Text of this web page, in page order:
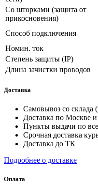
Со шторками (защита от
прикосновения)
Способ подключения
Номин. ток
Степень защиты (IP)
Длина зачистки проводов
Доставка
Самовывоз со склада
Доставка по Москве
Пункты выдачи по
Срочная доставка
Доставка до ТК
Подробнее о доставке
Оплата